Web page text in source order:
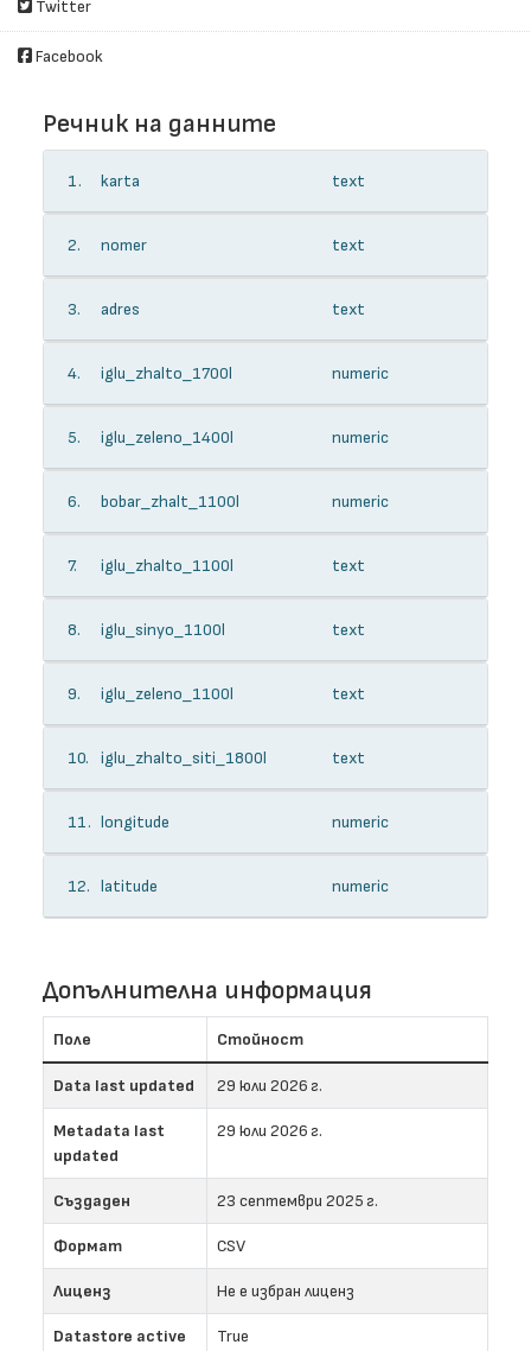
Twitter
Facebook
Речник на данните
1. karta text
2. nomer text
3. adres text
4. iglu_zhalto_1700l numeric
5. iglu_zeleno_1400l numeric
6. bobar_zhalt_1100l numeric
7. iglu_zhalto_1100l text
8. iglu_sinyo_1100l text
9. iglu_zeleno_1100l text
10. iglu_zhalto_siti_1800l text
11. longitude numeric
12. latitude numeric
Допълнителна информация
Поле Стойност
Data last updated 29 юли 2026 г.
Metadata last
updated
29 юли 2026 г.
Създаден 23 септември 2025 г.
Формат CSV
Лиценз Не е избран лиценз
Datastore active True